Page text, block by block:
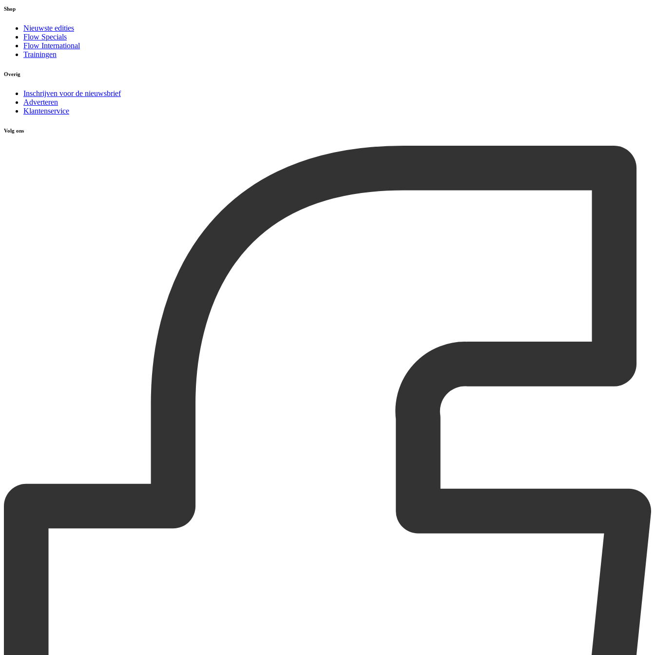
Shop
Nieuwste edities
Flow Specials
Flow International
Trainingen
Overig
Inschrijven voor de nieuwsbrief
Adverteren
Klantenservice
Volg ons